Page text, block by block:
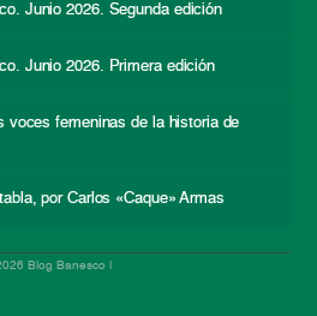
Junio 2026. Segunda edición
Junio 2026. Primera edición
voces femeninas de la historia de
por Carlos «Caque» Armas
Blog Banesco |